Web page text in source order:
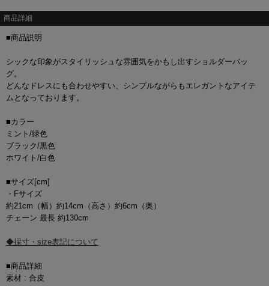
商品詳細
■商品説明
シックな印象がスタイリッシュな雰囲気をかもし出すショルダーバッ
グ。
どんなドレスにも合わせやすい、シンプルながらもエレガントなアイテ
ムとなっております。
■カラー
ミント/緑色
ブラック/黒色
ホワイト/白色
■サイズ[cm]
・Fサイズ
約21cm（幅）約14cm（高さ）約6cm（奥）
チェーン 最長 約130cm
◆採寸・size表記について
■商品詳細
素材 : 合皮